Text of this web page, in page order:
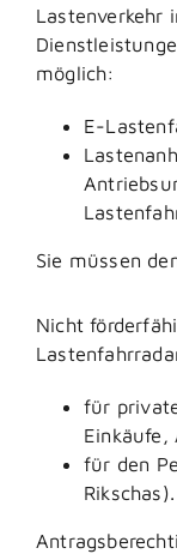
Lastenverkehr
möglich:
E-
Sie müssen
Nicht
für
Einkäufe,
für den
Rikschas).